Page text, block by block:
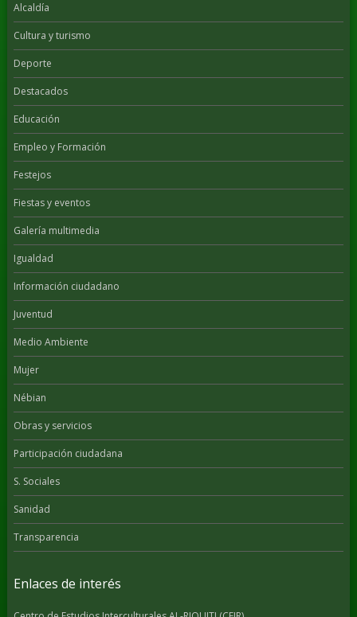
Alcaldía
Cultura y turismo
Deporte
Destacados
Educación
Empleo y Formación
Festejos
Fiestas y eventos
Galería multimedia
Igualdad
Información ciudadano
Juventud
Medio Ambiente
Mujer
Nébian
Obras y servicios
Participación ciudadana
S. Sociales
Sanidad
Transparencia
Enlaces de interés